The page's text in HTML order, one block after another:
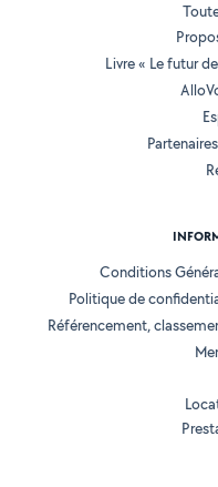
Livre « Le futur
Conditions
Politique de
Référencement,